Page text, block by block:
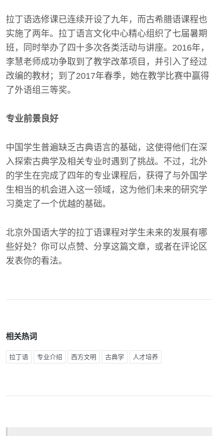
拉丁语选修课已连续开设了九年，而古希腊语课程也
实施了两年。拉丁语言文化中心精心组织了七届暑期
班，同时举办了四十多次各类活动与讲座。2016年，
李慧老师成功争取到了教学改革项目，并引入了经过
改编的教材；到了2017年春季，她在教学比赛中赢得
了外语组三等奖。
专业前景良好
中国学生普遍缺乏古典语言的基础，这使得他们在深
入探索古典学及相关专业时遇到了挑战。不过，北外
的学生在完成了四年的专业课程后，获得了与外国学
生相当的机会进入这一领域，这为他们未来的研究学
习奠定了一个优越的基础。
北京外国语大学的拉丁语课程对学生未来的发展有哪
些好处？你可以点赞、分享这篇文章，或者在评论区
发表你的看法。
相关热词
拉丁语 专业介绍 西方文明 古典学 人才培养